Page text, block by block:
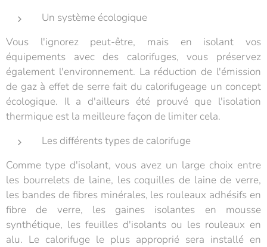
Un système écologique
Vous l'ignorez peut-être, mais en isolant vos
équipements avec des calorifuges, vous préservez
également l'environnement. La réduction de l'émission
de gaz à effet de serre fait du calorifugeage un concept
écologique. Il a d'ailleurs été prouvé que l'isolation
thermique est la meilleure façon de limiter cela.
Les différents types de calorifuge
Comme type d'isolant, vous avez un large choix entre
les bourrelets de laine, les coquilles de laine de verre,
les bandes de fibres minérales, les rouleaux adhésifs en
fibre de verre, les gaines isolantes en mousse
synthétique, les feuilles d'isolants ou les rouleaux en
alu. Le calorifuge le plus approprié sera installé en